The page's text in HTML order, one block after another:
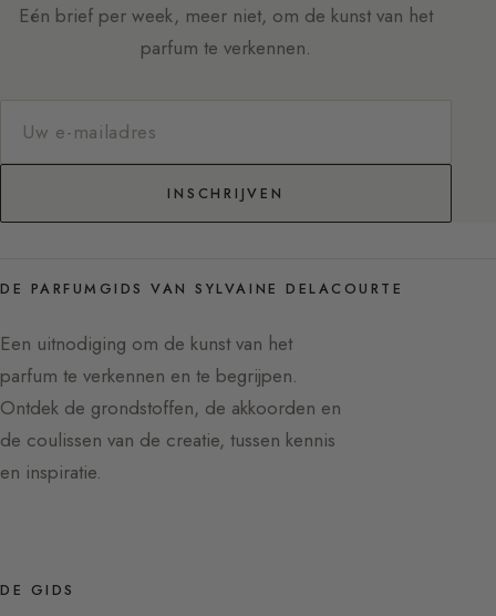
Eén brief per week, meer niet, om de kunst van het
parfum te verkennen.
INSCHRIJVEN
DE PARFUMGIDS VAN SYLVAINE DELACOURTE
Een uitnodiging om de kunst van het
parfum te verkennen en te begrijpen.
Ontdek de grondstoffen, de akkoorden en
de coulissen van de creatie, tussen kennis
en inspiratie.
DE GIDS